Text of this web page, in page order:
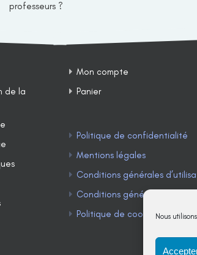
Nous
professeurs ?
de la
Mon compte
Panier
Politique de confidentialité
Mentions légales
Conditions générales
Conditions générales de vente
Politique de cookies (UE)